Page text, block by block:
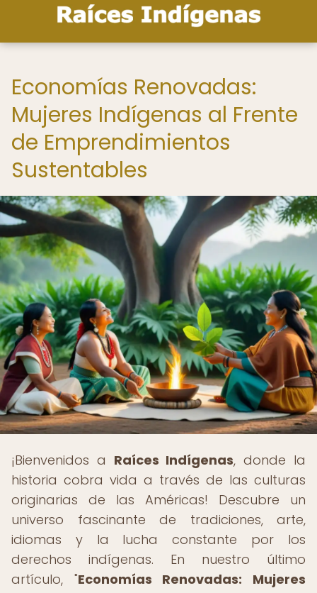
Economías Renovadas:
Mujeres Indígenas al Frente
de Emprendimientos
Sustentables
¡Bienvenidos a Raíces Indígenas, donde la
historia cobra vida a través de las culturas
originarias de las Américas! Descubre un
universo fascinante de tradiciones, arte,
idiomas y la lucha constante por los
derechos indígenas. En nuestro último
artículo, "Economías Renovadas: Mujeres